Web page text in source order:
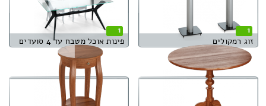
1
זוג רמקולים
1
פינות אוכל מטבח עד 4 סועדים